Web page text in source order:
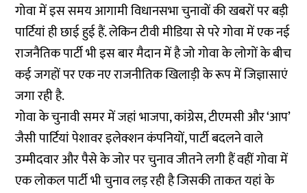
गोवा में इस समय आगामी विधानसभा चुनावों की खबरों पर बड़ी
पार्टियां ही छाई हुई हैं. लेकिन टीवी मीडिया से परे गोवा में एक नई
राजनैतिक पार्टी भी इस बार मैदान में है जो गोवा के लोगों के बीच
कई जगहों पर एक नए राजनीतिक खिलाड़ी के रूप में जिज्ञासाएं
जगा रही है.
गोवा के चुनावी समर में जहां भाजपा, कांग्रेस, टीएमसी और ‘आप’
जैसी पार्टियां पेशावर इलेक्शन कंपनियों, पार्टी बदलने वाले
उम्मीदवार और पैसे के जोर पर चुनाव जीतने लगी हैं वहीं गोवा में
एक लोकल पार्टी भी चुनाव लड़ रही है जिसकी ताकत यहां के